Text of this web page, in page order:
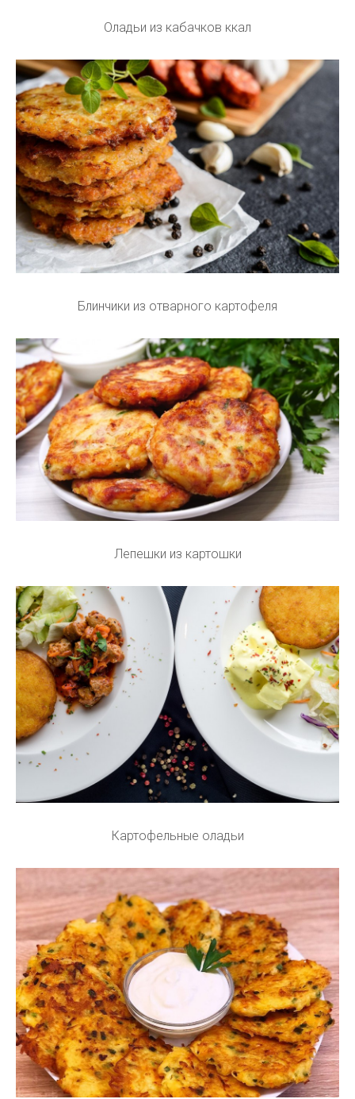
Оладьи из кабачков ккал
Блинчики из отварного картофеля
Лепешки из картошки
Картофельные оладьи